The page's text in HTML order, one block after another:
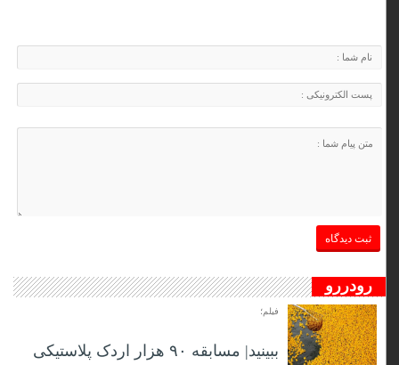
رودررو
فیلم؛
ببینید| مسابقه ۹۰ هزار اردک پلاستیکی